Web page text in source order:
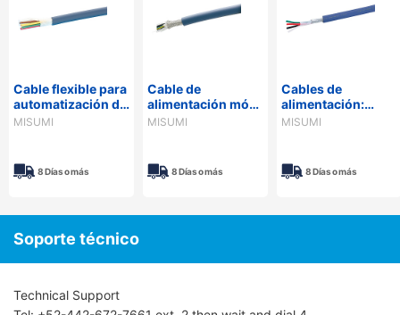
Cable flexible para
automatización de
potencia 300 V -
NARVCTF
MISUMI
8 Días o más
Cable de
alimentación móvil
de alta flexión
UL/CE, serie
NA3UCRSB
MISUMI
8 Días o más
Cables de
alimentación:
vinilo dúctil,
compatibles con
PSE, 600 V
MISUMI
8 Días o más
Soporte técnico
Technical Support